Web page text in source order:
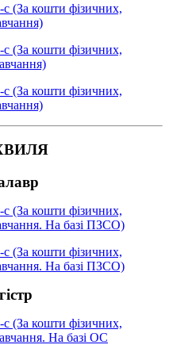
(За кошти фізичних,
(За кошти фізичних,
(За кошти фізичних,
(За кошти фізичних,
На базі ПЗСО)
(За кошти фізичних,
На базі ПЗСО)
(За кошти фізичних,
На базі ОС